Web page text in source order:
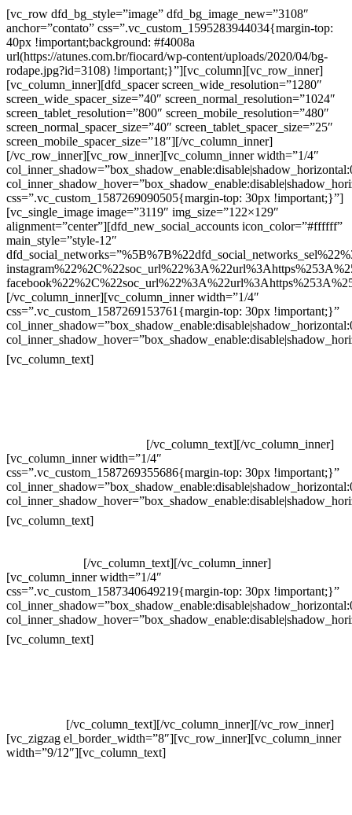
[vc_row dfd_bg_style=”image” dfd_bg_image_new=”3108″
anchor=”contato” css=”.vc_custom_1595283944034{margin-top:
40px !important;background: #f4008a
url(https://atunes.com.br/fiocard/wp-content/uploads/2020/04/bg-
rodape.jpg?id=3108) !important;}”][vc_column][vc_row_inner]
[vc_column_inner][dfd_spacer screen_wide_resolution=”1280″
screen_wide_spacer_size=”40″ screen_normal_resolution=”1024″
screen_tablet_resolution=”800″ screen_mobile_resolution=”480″
screen_normal_spacer_size=”40″ screen_tablet_spacer_size=”25″
screen_mobile_spacer_size=”18″][/vc_column_inner]
[/vc_row_inner][vc_row_inner][vc_column_inner width=”1/4″
css=”.vc_custom_1587269090505{margin-top: 30px !important;}”]
[vc_single_image image=”3119″ img_size=”122×129″
alignment=”center”][dfd_new_social_accounts icon_color=”#ffffff”
main_style=”style-12″
[/vc_column_inner][vc_column_inner width=”1/4″
css=”.vc_custom_1587269153761{margin-top: 30px !important;}”
[vc_column_text]
[/vc_column_text][/vc_column_inner]
[vc_column_inner width=”1/4″
css=”.vc_custom_1587269355686{margin-top: 30px !important;}”
[vc_column_text]
[/vc_column_text][/vc_column_inner]
[vc_column_inner width=”1/4″
css=”.vc_custom_1587340649219{margin-top: 30px !important;}”
[vc_column_text]
[/vc_column_text][/vc_column_inner][/vc_row_inner]
[vc_zigzag el_border_width=”8″][vc_row_inner][vc_column_inner
width=”9/12″][vc_column_text]